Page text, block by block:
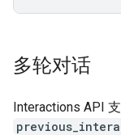
多轮对话
Interactions API